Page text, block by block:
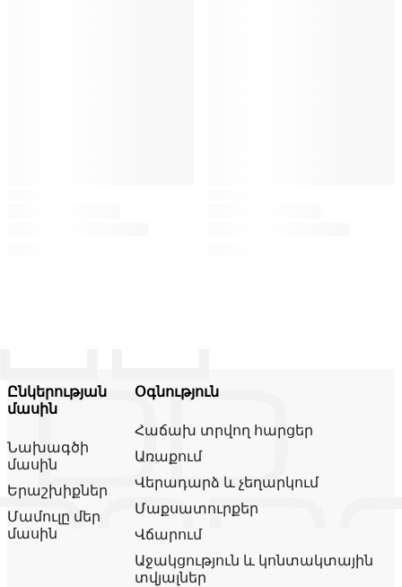
Ընկերության
մասին
Նախագծի
մասին
Երաշխիքներ
Մամուլը մեր
մասին
Օգնություն
Հաճախ տրվող հարցեր
Առաքում
Վերադարձ և չեղարկում
Մաքսատուրքեր
Վճարում
Աջակցություն և կոնտակտային
տվյալներ